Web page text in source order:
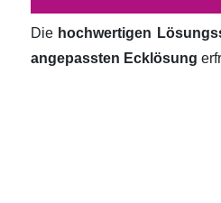
Die hochwertigen
angepassten Ecklösung